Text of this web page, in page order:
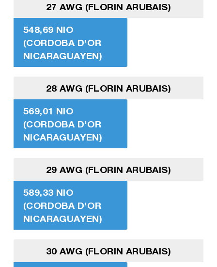
27 AWG (FLORIN ARUBAIS)
548,69 NIO
(CORDOBA D'OR
NICARAGUAYEN)
28 AWG (FLORIN ARUBAIS)
569,01 NIO
(CORDOBA D'OR
NICARAGUAYEN)
29 AWG (FLORIN ARUBAIS)
589,33 NIO
(CORDOBA D'OR
NICARAGUAYEN)
30 AWG (FLORIN ARUBAIS)